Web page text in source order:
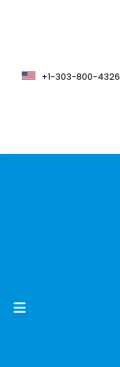
+1-303-800-4326